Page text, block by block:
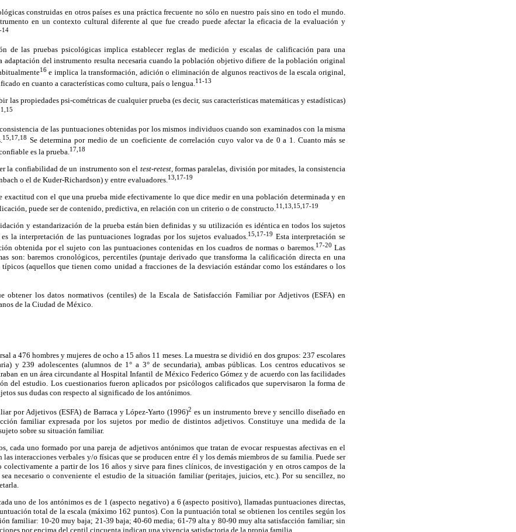
construidas en otros países es una práctica frecuente no sólo en nuestro país sino en todo el mundo.
en un contexto cultural diferente al que fue creado puede afectar la eficacia de la evaluación y
14
de las pruebas psicológicas implica establecer reglas de medición y escalas de calificación para una
adaptación del instrumento resulta necesaria cuando la población objetivo difiere de la población original
16e implica la transformación, adición o eliminación de algunos reactivos de la escala original,
en cuanto a características como cultura, país o lengua.11-13
las propiedades psi-cométricas de cualquier prueba (es decir, sus características matemáticas y estadísticas)
de las puntuaciones obtenidas por los mismos individuos cuando son examinados con la misma
15,17,18 Se determina por medio de un coeficiente de correlación cuyo valor va de 0 a 1. Cuanto más se
es la prueba. 17,18
la confiabilidad de un instrumento son el test-retest, formas paralelas, división por mitades, la consistencia
o el de Kuder-Richardson) y entre evaluadores.13,17-19
exactitud con el que una prueba mide efectivamente lo que dice medir en una población determinada y en
puede ser de contenido, predictiva, en relación con un criterio o de constructo. 11,13,15,17-19
y estandarización de la prueba están bien definidas y su utilización es idéntica en todos los sujetos
la interpretación de las puntuaciones logradas por los sujetos evaluados.15,17-19 Esta interpretación se
obtenida por el sujeto con las puntuaciones contenidas en los cuadros de normas o baremos.17-20 Las
son: baremos cronológicos, percentiles (puntaje derivado que transforma la calificación directa en una
(aquellos que tienen como unidad a fracciones de la desviación estándar como los estándares o los
obtener los datos normativos (centiles) de la Escala de Satisfacción Familiar por Adjetivos (ESFA) en
de la Ciudad de México.
a 476 hombres y mujeres de ocho a 15 años 11 meses. La muestra se dividió en dos grupos: 237 escolares
y 239 adolescentes (alumnos de 1° a 3° de secundaria), ambas públicas. Los centros educativos se
en un área circundante al Hospital Infantil de México Federico Gómez y de acuerdo con las facilidades
del estudio. Los cuestionarios fueron aplicados por psicólogos calificados que supervisaron la forma de
sus dudas con respecto al significado de los antónimos.
por Adjetivos (ESFA) de Barraca y López-Yarto (1996)2 es un instrumento breve y sencillo diseñado en
familiar expresada por los sujetos por medio de distintos adjetivos. Constituye una medida de la
sobre su situación familiar.
cada uno formado por una pareja de adjetivos antónimos que tratan de evocar respuestas afectivas en el
interacciones verbales y/o físicas que se producen entre él y los demás miembros de su familia. Puede ser
a partir de los 16 años y sirve para fines clínicos, de investigación y en otros campos de la
necesario o conveniente el estudio de la situación familiar (peritajes, juicios, etc.). Por su sencillez, no
uno de los antónimos es de 1 (aspecto negativo) a 6 (aspecto positivo), llamadas puntuaciones directas,
total de la escala (máximo 162 puntos). Con la puntuación total se obtienen los centiles según los
familiar: 10-20 muy baja; 21-39 baja; 40-60 media; 61-79 alta y 80-90 muy alta satisfacción familiar; sin
por encima del centil cincuenta indican una vivencia satisfactoria de la propia familia.